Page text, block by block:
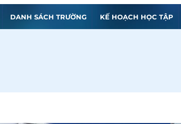
DANH SÁCH TRƯỜNG KẾ HOẠCH HỌC TẬP